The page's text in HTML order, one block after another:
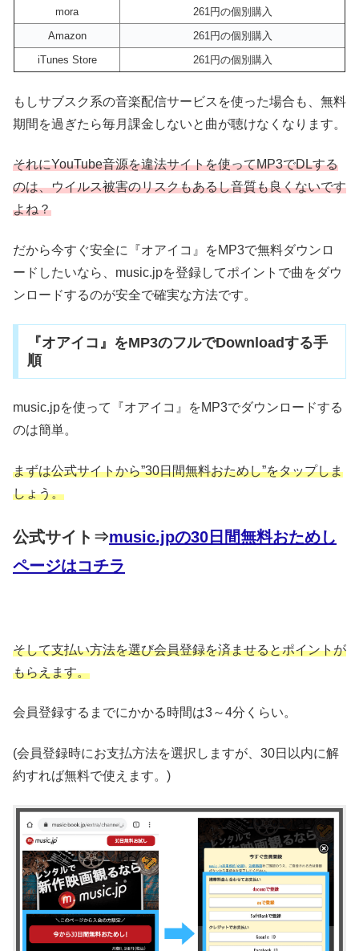
mora
261円の個別購入
Amazon
261円の個別購入
iTunes Store
261円の個別購入
もしサブスク系の音楽配信サービスを使った場合も、無料
期間を過ぎたら毎月課金しないと曲が聴けなくなります。
それにYouTube音源を違法サイトを使ってMP3でDLする
のは、ウイルス被害のリスクもあるし音質も良くないです
よね？
だから今すぐ安全に『オアイコ』をMP3で無料ダウンロ
ードしたいなら、music.jpを登録してポイントで曲をダウ
ンロードするのが安全で確実な方法です。
『オアイコ』をMP3のフルでDownloadする手
順
music.jpを使って『オアイコ』をMP3でダウンロードする
のは簡単。
まずは公式サイトから”30日間無料おためし”をタップしま
しょう。
公式サイト⇒music.jpの30日間無料おためし
ページはコチラ
そして支払い方法を選び会員登録を済ませるとポイントが
もらえます。
会員登録するまでにかかる時間は3～4分くらい。
(会員登録時にお支払方法を選択しますが、30日以内に解
約すれば無料で使えます。)